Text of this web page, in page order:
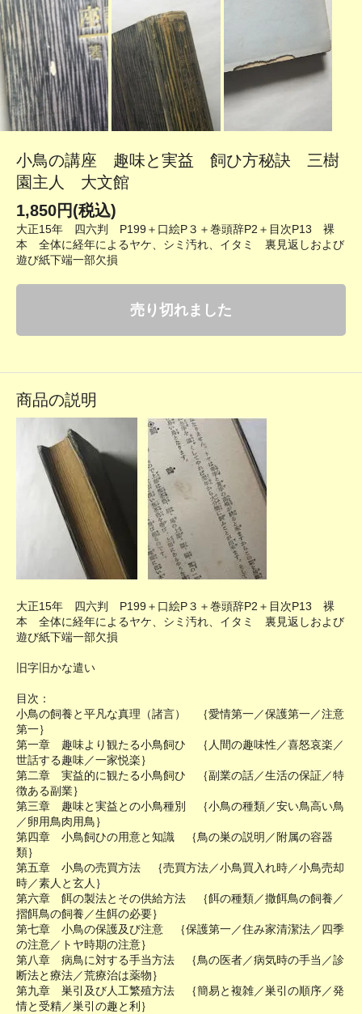
小鳥の講座 趣味と実益 飼ひ方秘訣 三樹
園主人 大文館
1,850円(税込)
大正15年 四六判 P199＋口絵P３＋巻頭辞P2＋目次P13 裸
本 全体に経年によるヤケ、シミ汚れ、イタミ 裏見返しおよび
遊び紙下端一部欠損
売り切れました
商品の説明
大正15年 四六判 P199＋口絵P３＋巻頭辞P2＋目次P13 裸
本 全体に経年によるヤケ、シミ汚れ、イタミ 裏見返しおよび
遊び紙下端一部欠損
旧字旧かな遣い
目次：
小鳥の飼養と平凡な真理（諸言） ｛愛情第一／保護第一／注意
第一｝
第一章 趣味より観たる小鳥飼ひ ｛人間の趣味性／喜怒哀楽／
世話する趣味／一家悦楽｝
第二章 実益的に観たる小鳥飼ひ ｛副業の話／生活の保証／特
徴ある副業｝
第三章 趣味と実益との小鳥種別 ｛小鳥の種類／安い鳥高い鳥
／卵用鳥肉用鳥｝
第四章 小鳥飼ひの用意と知識 ｛鳥の巣の説明／附属の容器
類｝
第五章 小鳥の売買方法 ｛売買方法／小鳥買入れ時／小鳥売却
時／素人と玄人｝
第六章 餌の製法とその供給方法 ｛餌の種類／撒餌鳥の飼養／
摺餌鳥の飼養／生餌の必要｝
第七章 小鳥の保護及び注意 ｛保護第一／住み家清潔法／四季
の注意／トヤ時期の注意｝
第八章 病鳥に対する手当方法 ｛鳥の医者／病気時の手当／診
断法と療法／荒療治は薬物｝
第九章 巣引及び人工繁殖方法 ｛簡易と複雑／巣引の順序／発
情と受精／巣引の趣と利｝